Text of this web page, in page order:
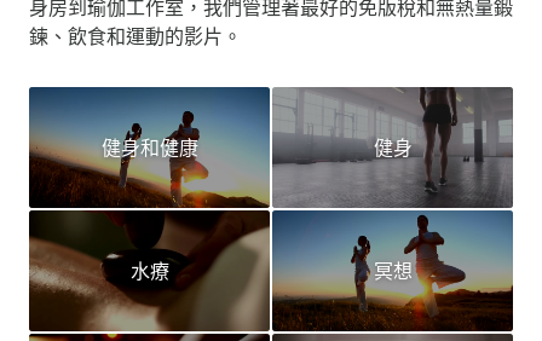
身房到瑜伽工作室，我們管理著最好的免版稅和無熱量鍛
鍊、飲食和運動的影片。
健身和健康 健身
水療 冥想